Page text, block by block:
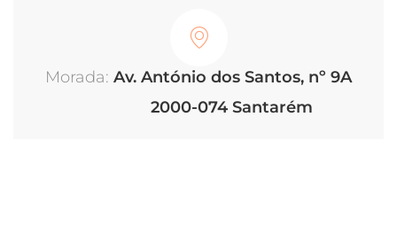
Av. António dos Santos, nº 9A
2000-074 Santarém